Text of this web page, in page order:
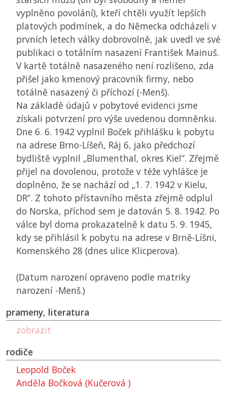
vyplněno povolání), kteří chtěli využít lepších
platových podmínek, a do Německa odcházeli v
prvních letech války dobrovolně, jak uvedl ve své
publikaci o totálním nasazení František Mainuš.
V kartě totálně nasazeného není rozlišeno, zda
přišel jako kmenový pracovník firmy, nebo
totálně nasazený či příchozí (-Menš).
Na základě údajů v pobytové evidenci jsme
získali potvrzení pro výše uvedenou domněnku.
Dne 6. 6. 1942 vyplnil Boček přihlášku k pobytu
na adrese Brno-Líšeň, Ráj 6, jako předchozí
bydliště vyplnil „Blumenthal, okres Kiel“. Zřejmě
přijel na dovolenou, protože v téže vyhlášce je
doplněno, že se nachází od „1. 7. 1942 v Kielu,
DR“. Z tohoto přístavního města zřejmě odplul
do Norska, příchod sem je datován 5. 8. 1942. Po
válce byl doma prokazatelně k datu 5. 9. 1945,
kdy se přihlásil k pobytu na adrese v Brně-Líšni,
Komenského 28 (dnes ulice Klicperova).
(Datum narození opraveno podle matriky
narození -Menš.)
prameny, literatura
zobrazit
rodiče
Leopold Boček
Anděla Bočková (Kučerová )